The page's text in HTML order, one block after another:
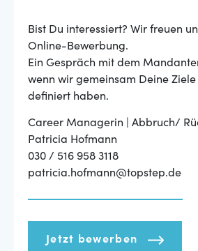
Bist Du interessiert? Wir freuen
Online-Bewerbung.
Ein Gespräch mit dem
wenn wir gemeinsam Deine Ziele
definiert haben.
Career Managerin | Abbruch/
Patricia Hofmann
030 / 516 958 3118
patricia.hofmann@topstep.de
Jetzt bewerben